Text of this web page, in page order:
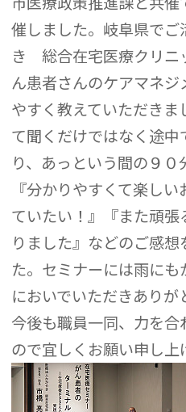
催しました。岐阜県で
き 総合在宅医療クリ
ん患者さんのケアマネジ
やすく教えていただき
て聞くだけではなく途
り、あっという間の９
『分かりやすくて楽し
ていたい！』『また頑
りました』などのご感
た。セミナーには雨に
においでいただきありが
今後も職員一同、力を
ので宜しくお願い申し上